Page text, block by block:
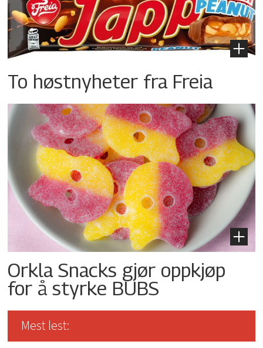
To høstnyheter fra Freia
Orkla Snacks gjør oppkjøp
for å styrke BUBS
Mest lest: